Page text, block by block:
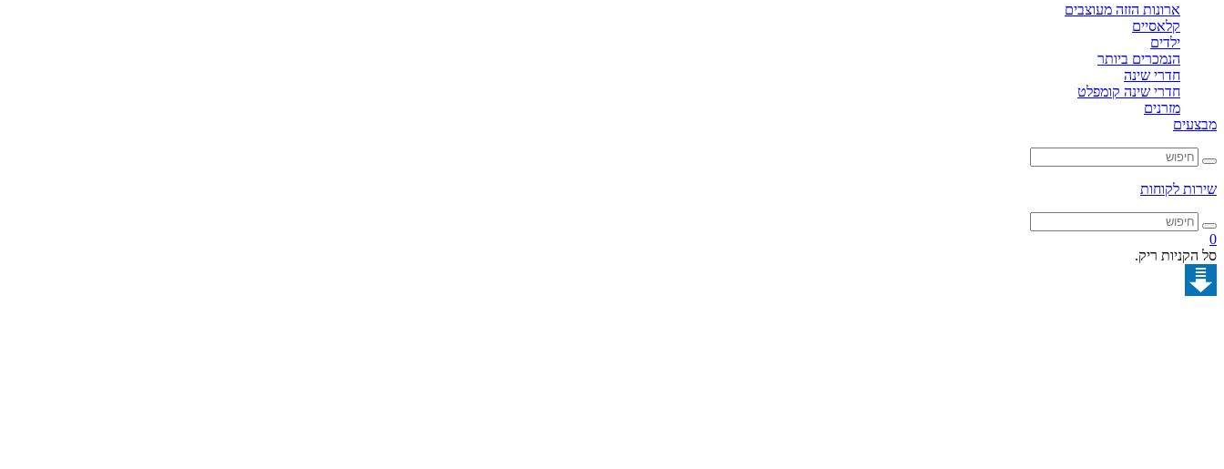
ארונות הזזה מעוצבים
קלאסיים
ילדים
הנמכרים ביותר
חדרי שינה
חדרי שינה קומפלט
מזרנים
מבצעים
שירות לקוחות
0
סל הקניות ריק.